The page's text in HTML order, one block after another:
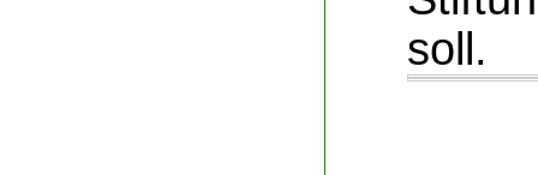
soll.